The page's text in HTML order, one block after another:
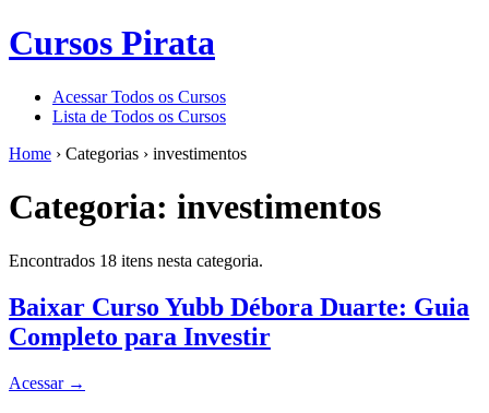
Cursos Pirata
Acessar Todos os Cursos
Lista de Todos os Cursos
Home › Categorias › investimentos
Categoria: investimentos
Encontrados 18 itens nesta categoria.
Baixar Curso Yubb Débora Duarte: Guia
Completo para Investir
Acessar →